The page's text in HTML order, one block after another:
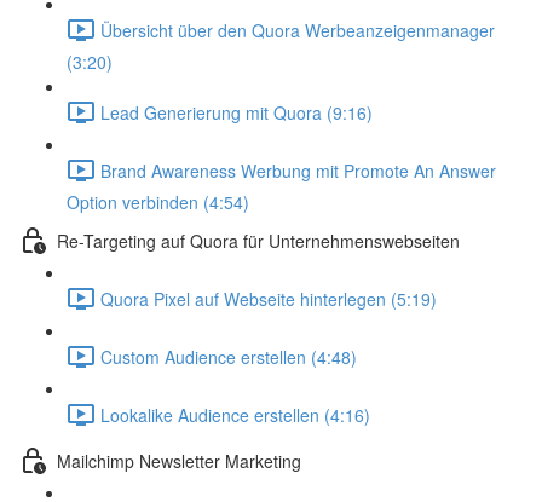
Übersicht über den Quora Werbeanzeigenmanager
(3:20)
Lead Generierung mit Quora (9:16)
Brand Awareness Werbung mit Promote An Answer
Option verbinden (4:54)
Re-Targeting auf Quora für Unternehmenswebseiten
Quora Pixel auf Webseite hinterlegen (5:19)
Custom Audience erstellen (4:48)
Lookalike Audience erstellen (4:16)
Mailchimp Newsletter Marketing